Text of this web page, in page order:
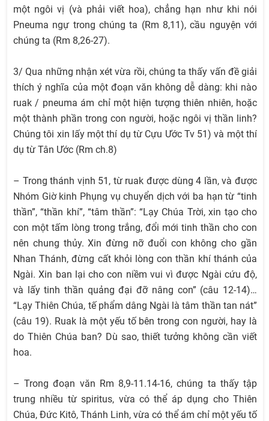
một ngôi vị (và phải viết hoa), chẳng hạn như khi nói
Pneuma ngự trong chúng ta (Rm 8,11), cầu nguyện với
chúng ta (Rm 8,26-27).
3/ Qua những nhận xét vừa rồi, chúng ta thấy vấn đề giải
thích ý nghĩa của một đoạn văn không dễ dàng: khi nào
ruak / pneuma ám chỉ một hiện tượng thiên nhiên, hoặc
một thành phần trong con người, hoặc ngôi vị thần linh?
Chúng tôi xin lấy một thí dụ từ Cựu Ước Tv 51) và một thí
dụ từ Tân Ước (Rm ch.8)
– Trong thánh vịnh 51, từ ruak được dùng 4 lần, và được
Nhóm Giờ kinh Phụng vụ chuyển dịch với ba hạn từ “tinh
thần”, “thần khí”, “tâm thần”: “Lạy Chúa Trời, xin tạo cho
con một tấm lòng trong trắng, đổi mới tinh thần cho con
nên chung thủy. Xin đừng nỡ đuổi con không cho gần
Nhan Thánh, đừng cất khỏi lòng con thần khí thánh của
Ngài. Xin ban lại cho con niềm vui vì được Ngài cứu độ,
và lấy tinh thần quảng đại đỡ nâng con” (câu 12-14)…
“Lạy Thiên Chúa, tế phẩm dâng Ngài là tâm thần tan nát”
(câu 19). Ruak là một yếu tố bên trong con người, hay là
do Thiên Chúa ban? Dù sao, thiết tưởng không cần viết
hoa.
– Trong đoạn văn Rm 8,9-11.14-16, chúng ta thấy tập
trung nhiều từ spiritus, vừa có thể áp dụng cho Thiên
Chúa, Đức Kitô, Thánh Linh, vừa có thể ám chỉ một yếu tố